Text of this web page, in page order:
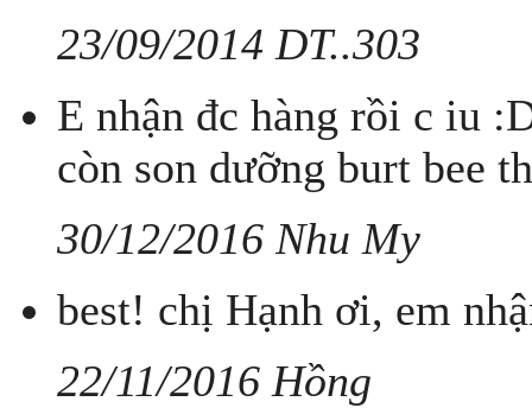
23/09/2014 DT..303
E nhận đc hàng rồi c iu
còn son dưỡng burt bee
30/12/2016 Nhu My
best! chị Hạnh ơi, em
22/11/2016 Hồng